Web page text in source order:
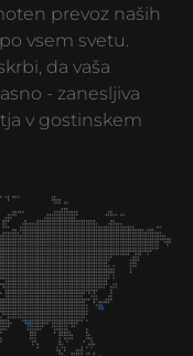
prevoz naših
vsem svetu.
da vaša
- zanesljiva
v gostinskem